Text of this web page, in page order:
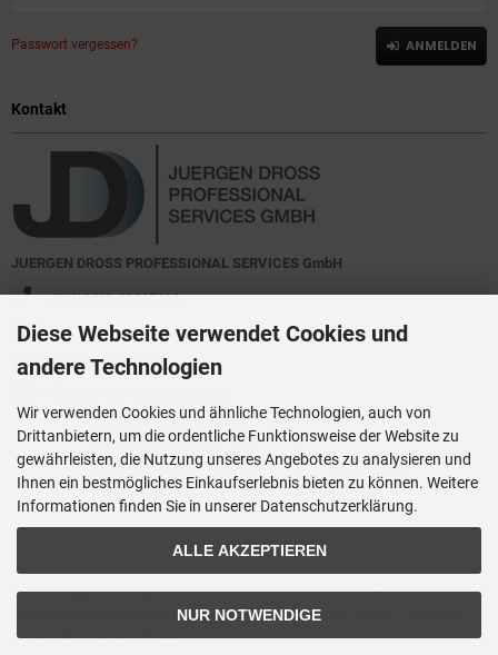
Passwort vergessen? ANMELDEN
Kontakt
JUERGEN DROSS PROFESSIONAL SERVICES GmbH
+49(0)6449-92897919
Kirchstraße 44
D-35630 Ehringshausen
Dross.Blog::Der Blog der JUERGEN DROSS PROFESSIONAL SERVICES
GmbH mit aktuellen Informationen zu Technik - News - Infos - Terminen -
Veranstaltungen - Aktionen
Diese Webseite verwendet Cookies und
andere Technologien
Wir verwenden Cookies und ähnliche Technologien, auch von
Drittanbietern, um die ordentliche Funktionsweise der Website zu
gewährleisten, die Nutzung unseres Angebotes zu analysieren und
Ihnen ein bestmögliches Einkaufserlebnis bieten zu können. Weitere
Informationen finden Sie in unserer Datenschutzerklärung.
ALLE AKZEPTIEREN
NUR NOTWENDIGE